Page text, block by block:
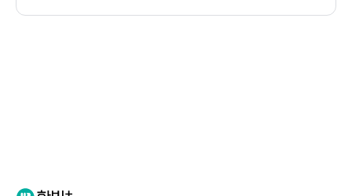
수 있습니다. 뒤쪽에 나오는 아이가 나중에 무엇이 되고 싶
<썬데이 파더스 클럽>은 다섯 아빠들이 모여 일요일마다 발